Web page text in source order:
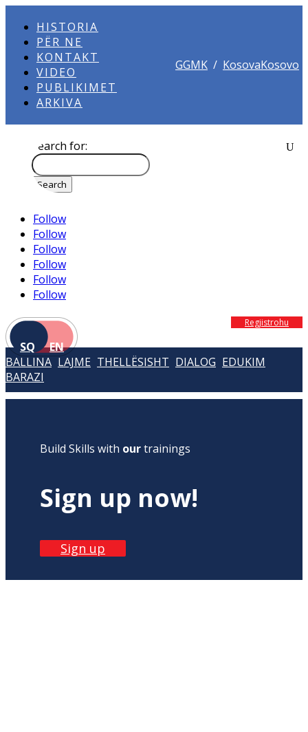
HISTORIA
PËR NE
KONTAKT
VIDEO
PUBLIKIMET
ARKIVA
GGMK / KosovaKosovo
Search for:
Follow
Follow
Follow
Follow
Follow
Follow
SQ EN
Regjistrohu
BALLINA LAJME THELLËSISHT DIALOG EDUKIM
BARAZI
Build Skills with ourtrainings
Sign up now!
Sign up